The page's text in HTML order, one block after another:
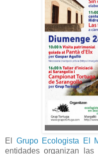
El Grupo Ecologista El
entidades organizan